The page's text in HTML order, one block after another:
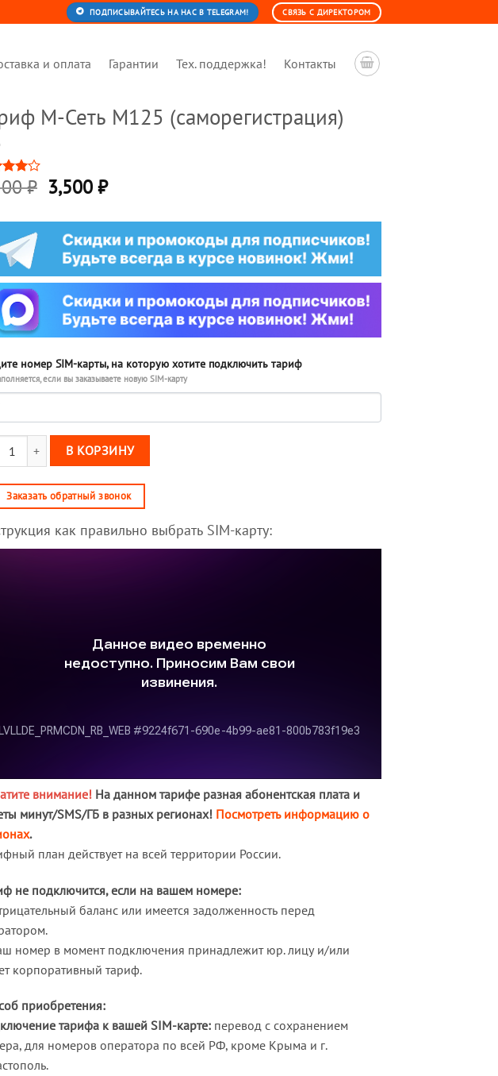
ПОДПИСЫВАЙТЕСЬ НА НАС В TELEGRAM! СВЯЗЬ С ДИРЕКТОРОМ
и оплата Гарантии Тех. поддержка! Контакты
М-Сеть M125 (саморегистрация)
5
₽ Первоначальная
составляла
4,500 ₽.
3,500₽Текущая
3,500 ₽.
номер SIM-карты, на которую хотите подключить тариф
если вы заказываете новую SIM-карту
товара Тариф М-Сеть M125 (саморегистрация)
В КОРЗИНУ
Заказать обратный звонок
как правильно выбрать SIM-карту:
внимание! На данном тарифе разная абонентская плата и
минут/SMS/ГБ в разных регионах! Посмотреть информацию о
.
план действует на всей территории России.
не подключится, если на вашем номере:
баланс или имеется задолженность перед
номер в момент подключения принадлежит юр. лицу и/или
корпоративный тариф.
приобретения:
тарифа к вашей SIM-карте: перевод с сохранением
для номеров оператора по всей РФ, кроме Крыма и г.